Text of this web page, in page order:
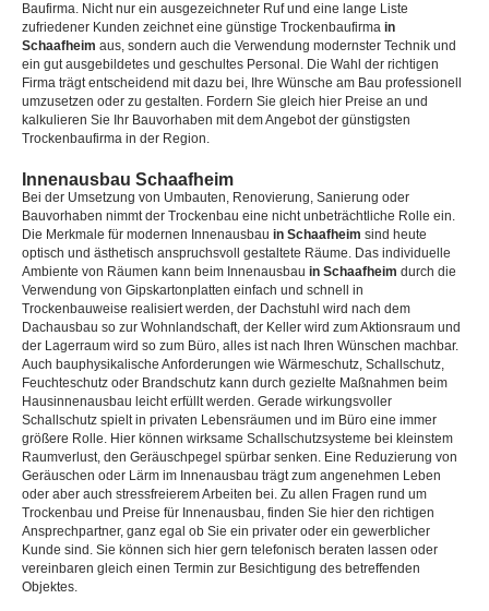
Baufirma. Nicht nur ein ausgezeichneter Ruf und eine lange Liste
zufriedener Kunden zeichnet eine günstige Trockenbaufirma in
Schaafheim aus, sondern auch die Verwendung modernster Technik und
ein gut ausgebildetes und geschultes Personal. Die Wahl der richtigen
Firma trägt entscheidend mit dazu bei, Ihre Wünsche am Bau professionell
umzusetzen oder zu gestalten. Fordern Sie gleich hier Preise an und
kalkulieren Sie Ihr Bauvorhaben mit dem Angebot der günstigsten
Trockenbaufirma in der Region.
Innenausbau Schaafheim
Bei der Umsetzung von Umbauten, Renovierung, Sanierung oder
Bauvorhaben nimmt der Trockenbau eine nicht unbeträchtliche Rolle ein.
Die Merkmale für modernen Innenausbau in Schaafheim sind heute
optisch und ästhetisch anspruchsvoll gestaltete Räume. Das individuelle
Ambiente von Räumen kann beim Innenausbau in Schaafheim durch die
Verwendung von Gipskartonplatten einfach und schnell in
Trockenbauweise realisiert werden, der Dachstuhl wird nach dem
Dachausbau so zur Wohnlandschaft, der Keller wird zum Aktionsraum und
der Lagerraum wird so zum Büro, alles ist nach Ihren Wünschen machbar.
Auch bauphysikalische Anforderungen wie Wärmeschutz, Schallschutz,
Feuchteschutz oder Brandschutz kann durch gezielte Maßnahmen beim
Hausinnenausbau leicht erfüllt werden. Gerade wirkungsvoller
Schallschutz spielt in privaten Lebensräumen und im Büro eine immer
größere Rolle. Hier können wirksame Schallschutzsysteme bei kleinstem
Raumverlust, den Geräuschpegel spürbar senken. Eine Reduzierung von
Geräuschen oder Lärm im Innenausbau trägt zum angenehmen Leben
oder aber auch stressfreierem Arbeiten bei. Zu allen Fragen rund um
Trockenbau und Preise für Innenausbau, finden Sie hier den richtigen
Ansprechpartner, ganz egal ob Sie ein privater oder ein gewerblicher
Kunde sind. Sie können sich hier gern telefonisch beraten lassen oder
vereinbaren gleich einen Termin zur Besichtigung des betreffenden
Objektes.